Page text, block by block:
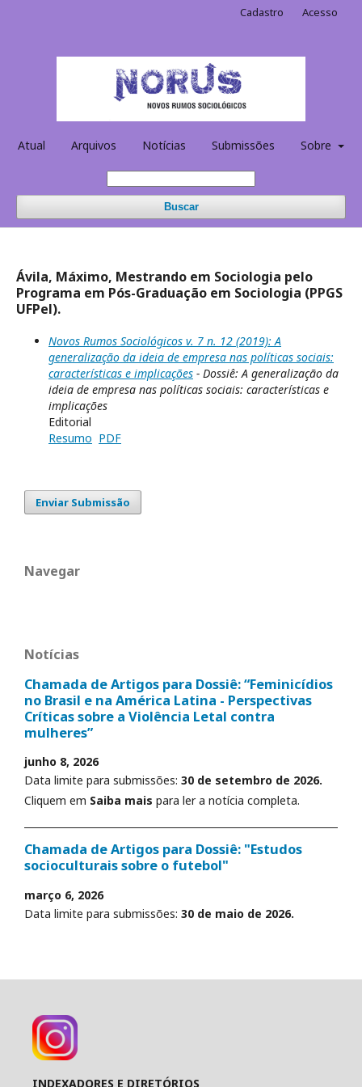
Atual Arquivos Notícias Submissões Sobre
Buscar
Cadastro Acesso
Ávila, Máximo, Mestrando em Sociologia pelo
Programa em Pós-Graduação em Sociologia (PPGS
UFPel).
Novos Rumos Sociológicos v. 7 n. 12 (2019): A
generalização da ideia de empresa nas políticas sociais:
características e implicações - Dossiê: A generalização da
ideia de empresa nas políticas sociais: características e
implicações
Editorial
Resumo PDF
Enviar Submissão
Navegar
Notícias
Chamada de Artigos para Dossiê: “Feminicídios
no Brasil e na América Latina - Perspectivas
Críticas sobre a Violência Letal contra
mulheres”
junho 8, 2026
Data limite para submissões: 30 de setembro de 2026.
Cliquem em Saiba mais para ler a notícia completa.
Chamada de Artigos para Dossiê: "Estudos
socioculturais sobre o futebol"
março 6, 2026
Data limite para submissões: 30 de maio de 2026.
INDEXADORES E DIRETÓRIOS